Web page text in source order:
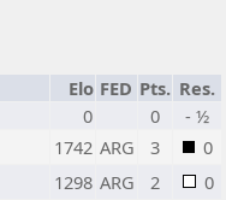
Elo FED Pts. Res.
0 0
- ½
1742 ARG 3
0
1298 ARG 2
0